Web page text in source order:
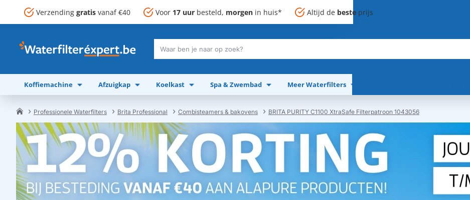
Verzending gratis vanaf €40 Voor 17 uur besteld, morgen in huis* Altijd de beste prijs
Waar
je
naar
op
Koffiemachine Afzuigkap Koelkast Spa & Zwembad Meer Waterfilters
Professionele Waterfilters Brita Professional Combisteamers & bakovens BRITA PURITY C1100 XtraSafe Filterpatroon 1043056